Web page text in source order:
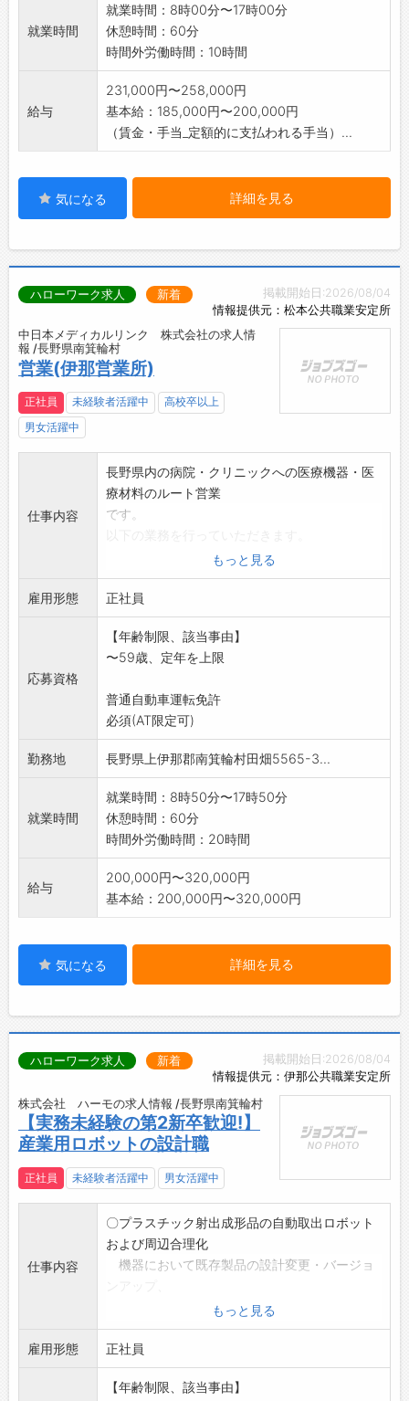
業務の変更範囲:変更なし
就業時間
就業時間：8時00分〜17時00分
休憩時間：60分
時間外労働時間：10時間
給与
231,000円〜258,000円
基本給：185,000円〜200,000円
（賃金・手当_定額的に支払われる手当）...
気になる 詳細を見る
掲載開始日:2026/08/04
情報提供元：松本公共職業安定所
ハローワーク求人 新着
中日本メディカルリンク 株式会社の求人情
報 /長野県南箕輪村
営業(伊那営業所)
正社員 未経験者活躍中
高校卒以上
男女活躍中
仕事内容
長野県内の病院・クリニックへの医療機器・医
療材料のルート営業
です。
・担当エリアの医療機関への定期訪問
・医療機器や消耗品の提案、販売
・メーカー担当者との同行・情報収集
・見積書作成や受発注業務などの事務作業など
※営業用社用車(AT限定の方も可)および給油カー
ドを貸与しま
※変更範囲:会社の定める業務。
もっと見る
雇用形態 正社員
応募資格
【年齢制限、該当事由】
〜59歳、定年を上限
普通自動車運転免許
必須(AT限定可)
勤務地 長野県上伊那郡南箕輪村田畑5565-3...
就業時間
就業時間：8時50分〜17時50分
休憩時間：60分
時間外労働時間：20時間
給与
200,000円〜320,000円
基本給：200,000円〜320,000円
気になる 詳細を見る
掲載開始日:2026/08/04
情報提供元：伊那公共職業安定所
ハローワーク求人 新着
株式会社 ハーモの求人情報 /長野県南箕輪村
【実務未経験の第2新卒歓迎!】
産業用ロボットの設計職
正社員 未経験者活躍中 男女活躍中
仕事内容
〇プラスチック射出成形品の自動取出ロボット
および周辺合理化
機器において既存製品の設計変更・バージョ
特殊装置の設計、組立、製造などを行ってい
ただきます
〇未経験の方にもOJT形式で丁寧に指導いたし
ます
〇経験や適性に応じて担当業務が割り当てられ
もっと見る
雇用形態 正社員
【年齢制限、該当事由】